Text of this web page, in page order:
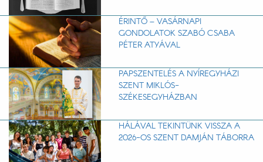
ÉRINTŐ – VASÁRNAPI
GONDOLATOK SZABÓ CSABA
PÉTER ATYÁVAL
PAPSZENTELÉS A NYÍREGYHÁZI
SZENT MIKLÓS-
SZÉKESEGYHÁZBAN
HÁLÁVAL TEKINTÜNK VISSZA A
2026-OS SZENT DAMJÁN TÁBORRA